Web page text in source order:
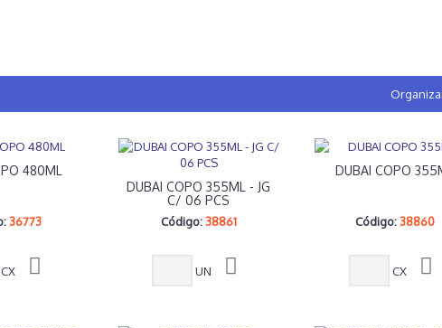
480ML
36773
CX
DUBAI COPO 355ML - JG
C/ 06 PCS
Código: 38861
UN
DUBAI COPO
Código:38860
CX